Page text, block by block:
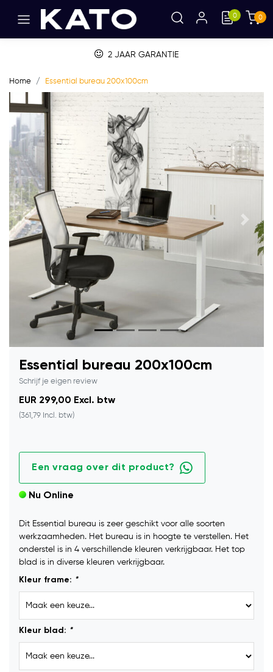
0 0
2 JAAR GARANTIE
Home Essential bureau 200x100cm
Vorige
Essential bureau 200x100cm
Schrijf je eigen review
EUR 299,00 Excl. btw
(361,79 Incl. btw)
Een vraag over dit product?
Nu Online
Dit Essential bureau is zeer geschikt voor alle soorten
werkzaamheden. Het bureau is in hoogte te verstellen. Het
onderstel is in 4 verschillende kleuren verkrijgbaar. Het top
blad is in diverse kleuren verkrijgbaar.
Kleur frame: *
Kleur blad: *